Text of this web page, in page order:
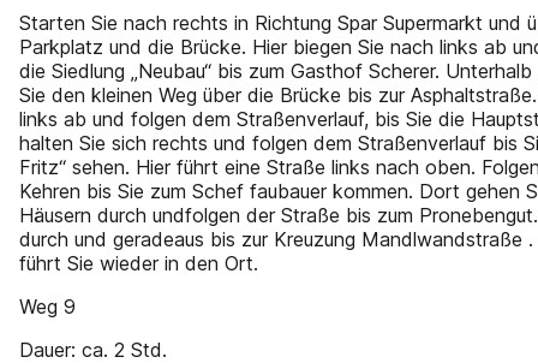
Starten Sie nach rechts in Richtung Spar Supermarkt und
Parkplatz und die Brücke. Hier biegen Sie nach links ab
die Siedlung „Neubau“ bis zum Gasthof Scherer.
Sie den kleinen Weg über die Brücke bis zur
links ab und folgen dem Straßenverlauf, bis Sie die
halten Sie sich rechts und folgen dem Straßenverlauf bis
Fritz“ sehen. Hier führt eine Straße links nach oben.
Kehren bis Sie zum Schef faubauer kommen. Dort gehen
Häusern durch undfolgen der Straße bis zum
durch und geradeaus bis zur Kreuzung Mandlwandstraße
führt Sie wieder in den Ort.
Weg 9
Dauer: ca. 2 Std.